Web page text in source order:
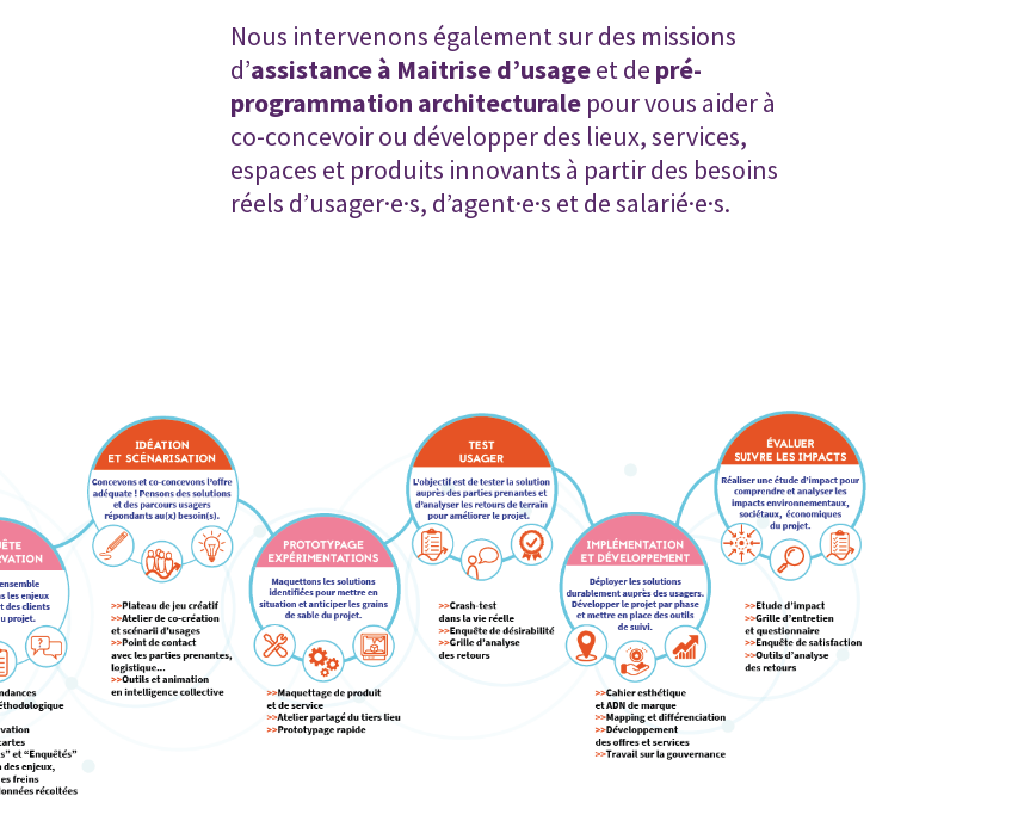
Nous intervenons également sur des missions
d’assistance à Maitrise d’usageet de pré-
programmation architecturale pour vous aider à
co-concevoir ou développer des lieux, services,
espaces et produits innovants à partir des besoins
réels d’usager·e·s, d’agent·e·s et de salarié·e·s.